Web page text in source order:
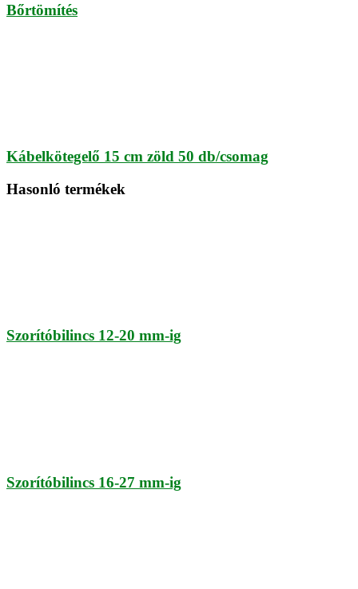
Bőrtömítés
Kábelkötegelő 15 cm zöld 50 db/csomag
Hasonló termékek
Szorítóbilincs 12-20 mm-ig
Szorítóbilincs 16-27 mm-ig